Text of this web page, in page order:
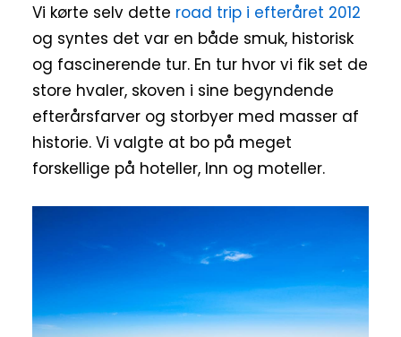
Vi kørte selv dette road trip i efteråret 2012
og syntes det var en både smuk, historisk
og fascinerende tur. En tur hvor vi fik set de
store hvaler, skoven i sine begyndende
efterårsfarver og storbyer med masser af
historie. Vi valgte at bo på meget
forskellige på hoteller, Inn og moteller.